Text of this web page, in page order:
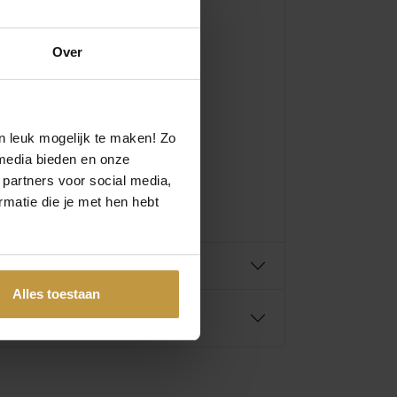
Over
leuk mogelijk te maken! Zo
bieden en onze
voor social media,
die je met hen hebt
Alles toestaan